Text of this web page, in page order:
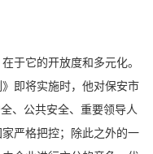
于它的开放度和多元化。
即将实施时，他对保安市
、公共安全、重要领导人
严格把控；除此之外的一